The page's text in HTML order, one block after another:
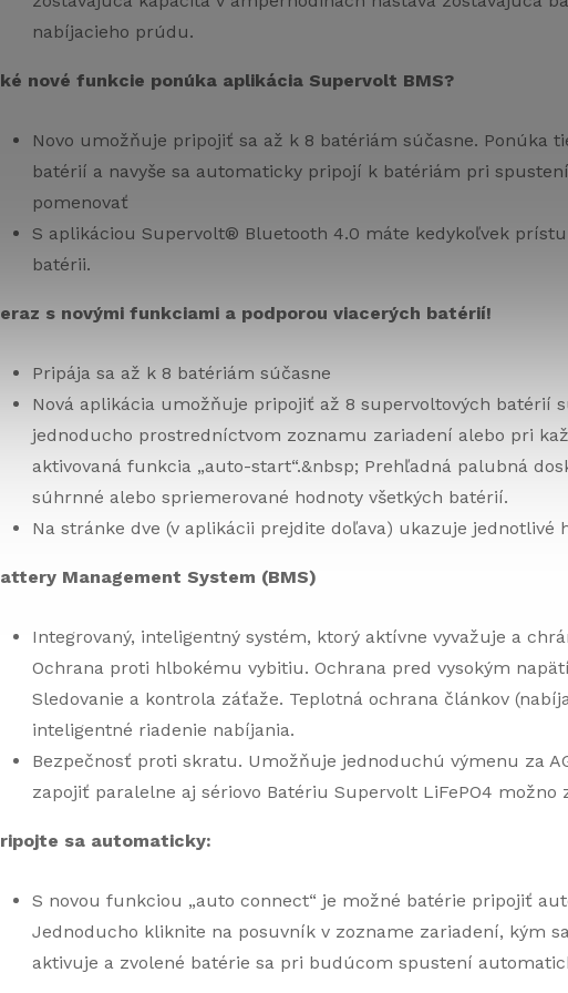
nabíjacieho prúdu.
nové funkcie ponúka aplikácia Supervolt BMS?
Novo umožňuje pripojiť sa až k 8 batériám súčasne. Ponúka
batérií a navyše sa automaticky pripojí k batériám pri
pomenovať
S aplikáciou Supervolt® Bluetooth 4.0 máte kedykoľvek
batérii.
s novými funkciami a podporou viacerých batérií!
Pripája sa až k 8 batériám súčasne
Nová aplikácia umožňuje pripojiť až 8 supervoltových batérií
jednoducho prostredníctvom zoznamu zariadení alebo pri
aktivovaná funkcia „auto-start“.&nbsp; Prehľadná palubná
súhrnné alebo spriemerované hodnoty všetkých batérií.
Na stránke dve (v aplikácii prejdite doľava) ukazuje jednotlivé
Management System (BMS)
Integrovaný, inteligentný systém, ktorý aktívne vyvažuje a
Ochrana proti hlbokému vybitiu. Ochrana pred vysokým
Sledovanie a kontrola záťaže. Teplotná ochrana článkov
inteligentné riadenie nabíjania.
Bezpečnosť proti skratu. Umožňuje jednoduchú výmenu za
zapojiť paralelne aj sériovo Batériu Supervolt LiFePO4 možno
sa automaticky:
S novou funkciou „auto connect“ je možné batérie pripojiť
Jednoducho kliknite na posuvník v zozname zariadení, kým
aktivuje a zvolené batérie sa pri budúcom spustení